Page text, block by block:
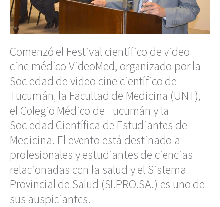
Comenzó el Festival científico de video
cine médico VideoMed, organizado por la
Sociedad de video cine científico de
Tucumán, la Facultad de Medicina (UNT),
el Colegio Médico de Tucumán y la
Sociedad Científica de Estudiantes de
Medicina. El evento está destinado a
profesionales y estudiantes de ciencias
relacionadas con la salud y el Sistema
Provincial de Salud (SI.PRO.SA.) es uno de
sus auspiciantes.